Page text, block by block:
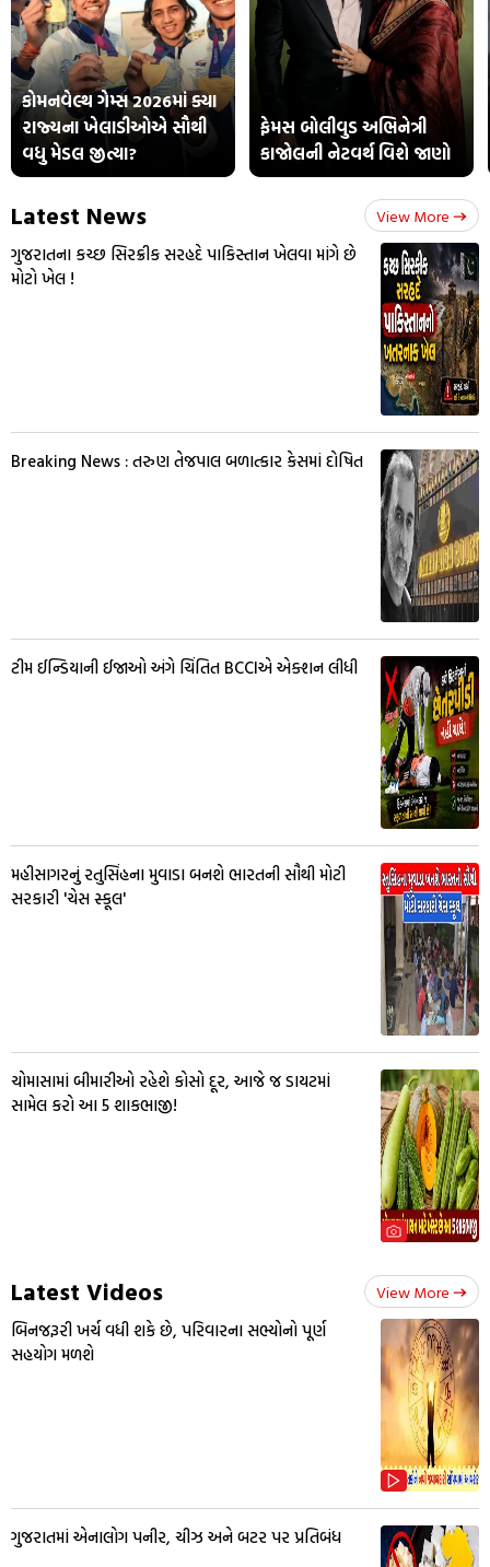
કોમનવેલ્થ ગેમ્સ 2026માં ક્યા
રાજ્યના ખેલાડીઓએ સૌથી
વધુ મેડલ જીત્યા?
ફેમસ બોલીવુડ અભિનેત્રી
કાજોલની નેટવર્થ વિશે જાણો
Latest News View More
ગુજરાતના કચ્છ સિરક્રીક સરહદે પાકિસ્તાન ખેલવા માંગે છે
મોટો ખેલ !
Breaking News : તરુણ તેજપાલ બળાત્કાર કેસમાં દોષિત
ટીમ ઈન્ડિયાની ઈજાઓ અંગે ચિંતિત BCCIએ એક્શન લીધી
મહીસાગરનું રતુસિંહના મુવાડા બનશે ભારતની સૌથી મોટી
સરકારી 'ચેસ સ્કૂલ'
ચોમાસામાં બીમારીઓ રહેશે કોસો દૂર, આજે જ ડાયટમાં
સામેલ કરો આ 5 શાકભાજી!
Latest Videos View More
બિનજરૂરી ખર્ચ વધી શકે છે, પરિવારના સભ્યોનો પૂર્ણ
સહયોગ મળશે
ગુજરાતમાં એનાલોગ પનીર, ચીઝ અને બટર પર પ્રતિબંધ